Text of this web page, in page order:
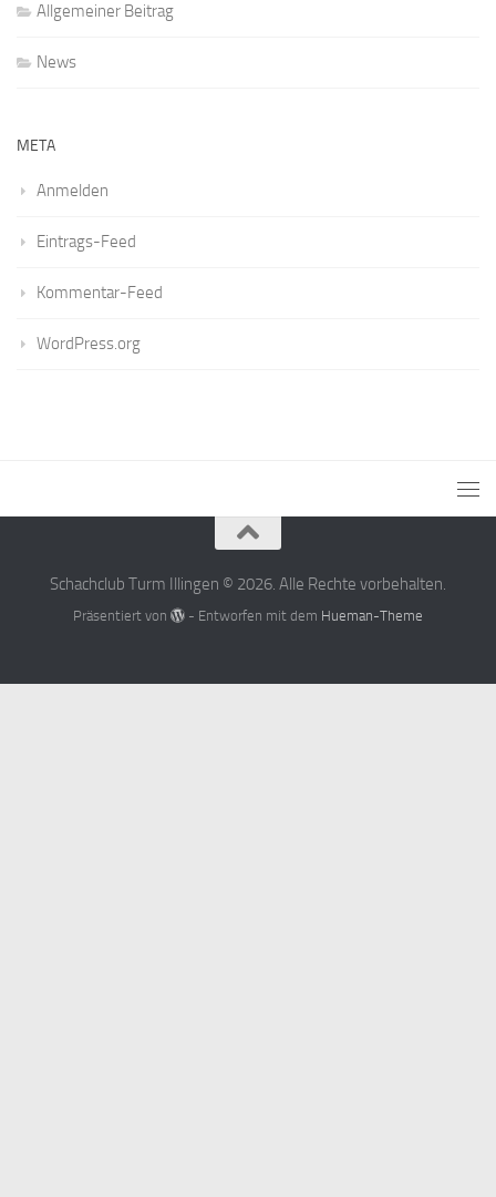
Allgemeiner Beitrag
News
META
Anmelden
Eintrags-Feed
Kommentar-Feed
WordPress.org
Schachclub Turm Illingen © 2026. Alle Rechte vorbehalten.
Präsentiert von - Entworfen mit dem Hueman-Theme